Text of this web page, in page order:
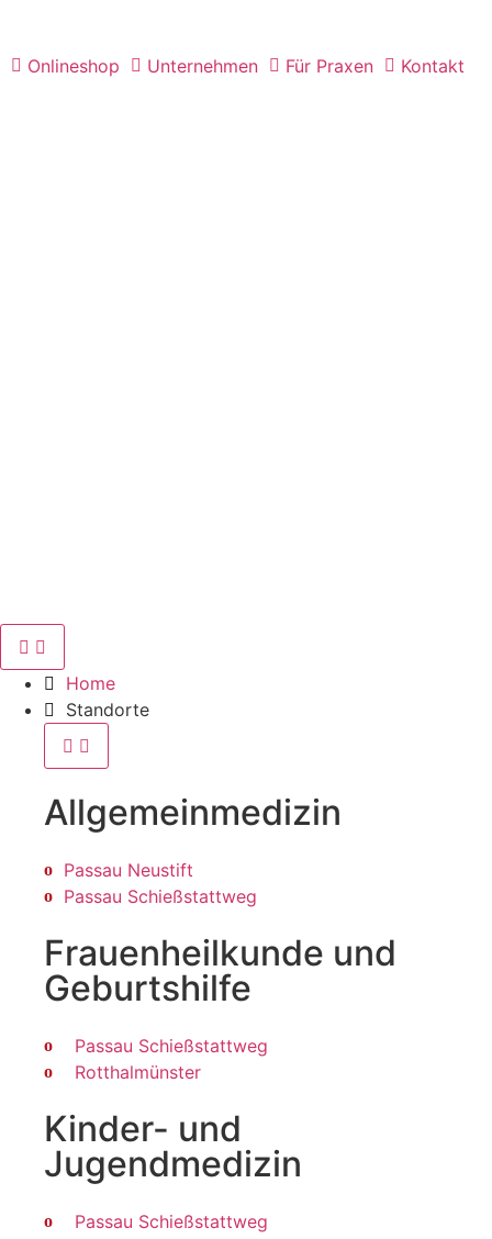
Onlineshop Unternehmen Für Praxen Kontakt
Home
Standorte
Allgemein­medizin
Passau Neustift
Passau Schießstattweg
Frauenheilkunde und
Geburtshilfe
Passau Schießstattweg
Rotthalmünster
Kinder- und
Jugendmedizin
Passau Schießstattweg